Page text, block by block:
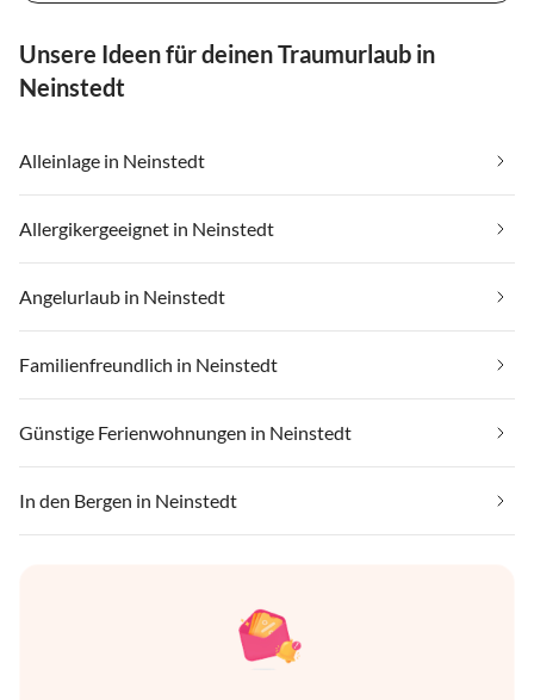
Unsere Ideen für deinen Traumurlaub in
Neinstedt
Alleinlage in Neinstedt
Allergikergeeignet in Neinstedt
Angelurlaub in Neinstedt
Familienfreundlich in Neinstedt
Günstige Ferienwohnungen in Neinstedt
In den Bergen in Neinstedt